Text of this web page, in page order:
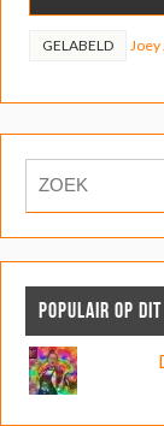
GELABELD
POPULAIR OP